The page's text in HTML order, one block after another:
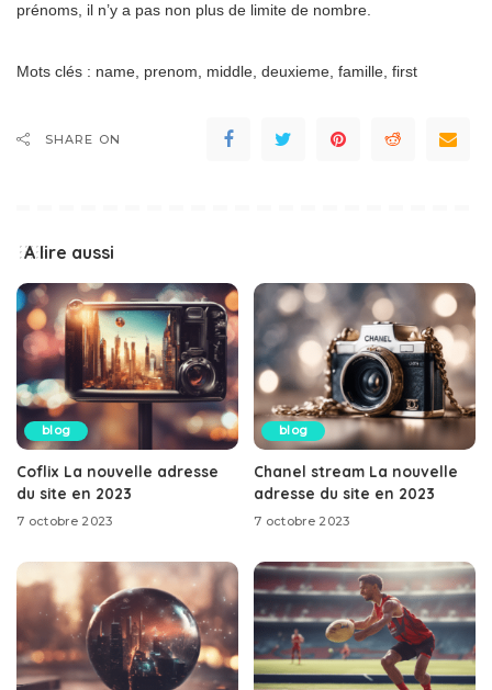
prénoms, il n’y a pas non plus de limite de nombre.
Mots clés : name, prenom, middle, deuxieme, famille, first
SHARE ON
A lire aussi
blog
Coflix La nouvelle adresse
du site en 2023
7 octobre 2023
blog
Chanel stream La nouvelle
adresse du site en 2023
7 octobre 2023